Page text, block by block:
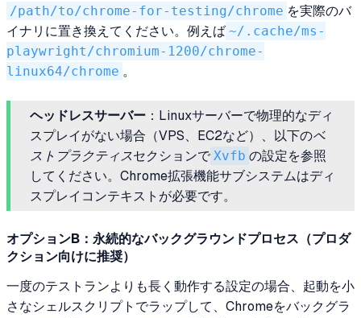
/path/to/chrome-for-testing/chrome を実際のバ
イナリに置き換えてください。例えば ~/.cache/ms-
playwright/chromium-1200/chrome-
linux64/chrome 。
ヘッドレスサーバー ：Linuxサーバーで物理的なディ
スプレイがない場合（VPS、EC2など）、以下のベ
ストプラクティスセクションで Xvfb の設定を参照
してください。Chrome拡張機能サブシステムはディ
スプレイコンテキストが必要です。
オプションB：永続的なバックグラウンドプロセス（プロダ
クション向けに推奨）
一度のテストランよりも長く動作する設定の場合、起動を小
さなシェルスクリプトでラップして、Chromeをバックグラ